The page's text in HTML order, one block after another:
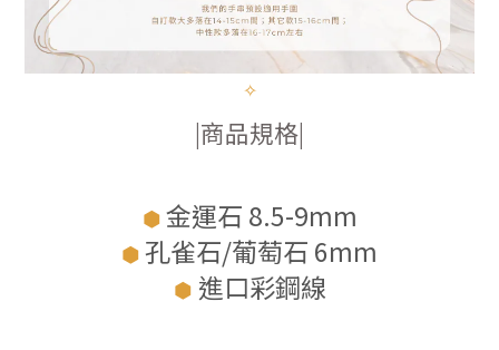
✧
|商品規格|
⬢金運石 8.5-9mm
⬢孔雀石/葡萄石 6mm
⬢ 進口彩鋼線